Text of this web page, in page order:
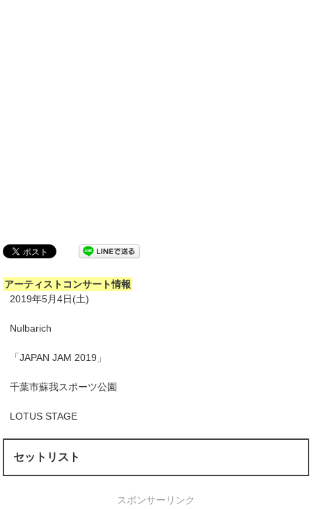
アーティストコンサート情報
2019年5月4日(土)
Nulbarich
「JAPAN JAM 2019」
千葉市蘇我スポーツ公園
LOTUS STAGE
セットリスト
スポンサーリンク